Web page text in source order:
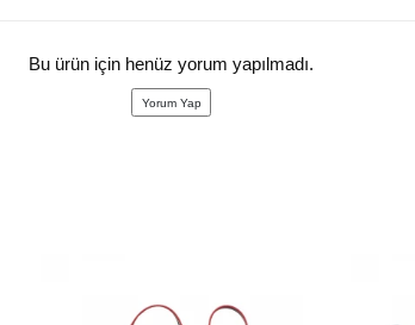
Bu ürün için henüz yorum yapılmadı.
Yorum Yap